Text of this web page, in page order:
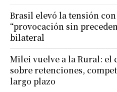
Brasil elevó la tensión
“provocación sin
bilateral
Milei vuelve a la Rural: el
sobre retenciones,
largo plazo